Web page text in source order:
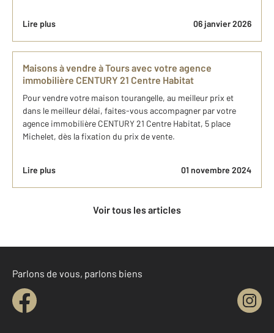
Lire plus 06 janvier 2026
Maisons à vendre à Tours avec votre agence
immobilière CENTURY 21 Centre Habitat
Pour vendre votre maison tourangelle, au meilleur prix et
dans le meilleur délai, faites-vous accompagner par votre
agence immobilière CENTURY 21 Centre Habitat, 5 place
Michelet, dès la fixation du prix de vente.
Lire plus 01 novembre 2024
Voir tous les articles
Parlons de vous, parlons biens